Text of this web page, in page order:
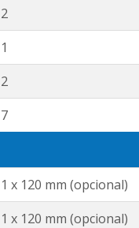
2
1
2
7
1 x 120 mm (opcional)
1 x 120 mm (opcional)